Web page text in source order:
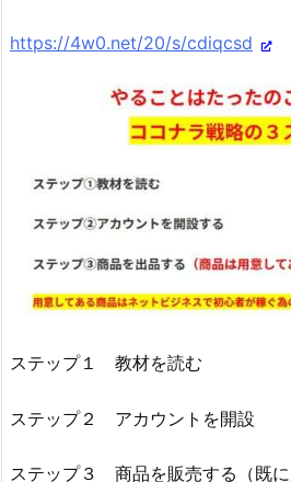
https://4w0.net/20/s/cdiqcsd
ステップ１ 教材を読む
ステップ２ アカウントを開設
ステップ３ 商品を販売する（既に